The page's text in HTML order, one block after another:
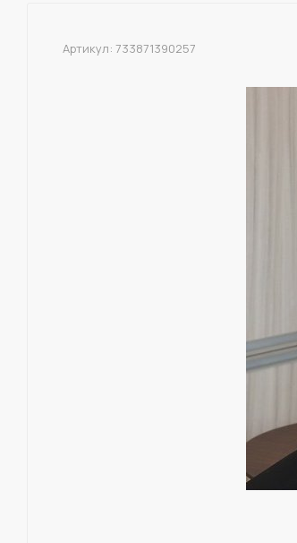
Артикул: 733871390257